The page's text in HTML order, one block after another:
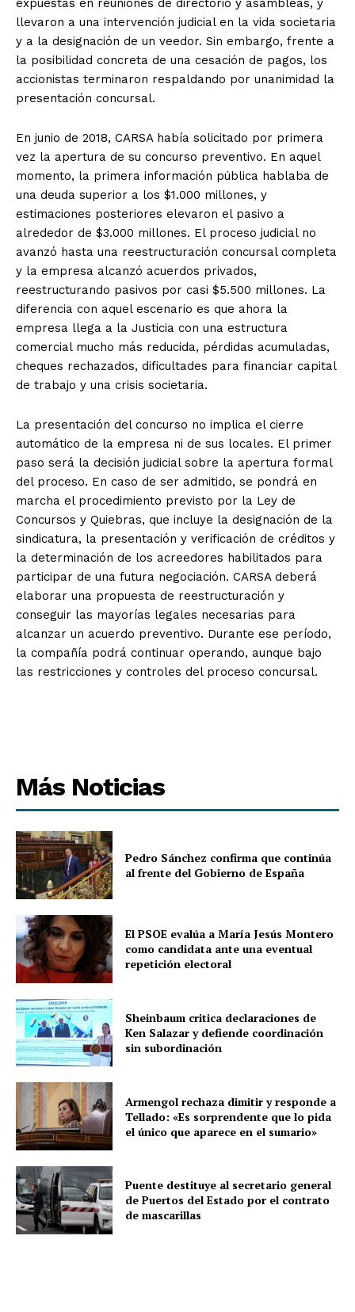
expuestas en reuniones de directorio y asambleas, y
llevaron a una intervención judicial en la vida societaria
y a la designación de un veedor. Sin embargo, frente a
la posibilidad concreta de una cesación de pagos, los
accionistas terminaron respaldando por unanimidad la
presentación concursal.
En junio de 2018, CARSA había solicitado por primera
vez la apertura de su concurso preventivo. En aquel
momento, la primera información pública hablaba de
una deuda superior a los $1.000 millones, y
estimaciones posteriores elevaron el pasivo a
alrededor de $3.000 millones. El proceso judicial no
avanzó hasta una reestructuración concursal completa
y la empresa alcanzó acuerdos privados,
reestructurando pasivos por casi $5.500 millones. La
diferencia con aquel escenario es que ahora la
empresa llega a la Justicia con una estructura
comercial mucho más reducida, pérdidas acumuladas,
cheques rechazados, dificultades para financiar capital
de trabajo y una crisis societaria.
La presentación del concurso no implica el cierre
automático de la empresa ni de sus locales. El primer
paso será la decisión judicial sobre la apertura formal
del proceso. En caso de ser admitido, se pondrá en
marcha el procedimiento previsto por la Ley de
Concursos y Quiebras, que incluye la designación de la
sindicatura, la presentación y verificación de créditos y
la determinación de los acreedores habilitados para
participar de una futura negociación. CARSA deberá
elaborar una propuesta de reestructuración y
conseguir las mayorías legales necesarias para
alcanzar un acuerdo preventivo. Durante ese período,
la compañía podrá continuar operando, aunque bajo
las restricciones y controles del proceso concursal.
Más Noticias
Pedro Sánchez confirma que continúa
al frente del Gobierno de España
El PSOE evalúa a María Jesús Montero
como candidata ante una eventual
repetición electoral
Sheinbaum critica declaraciones de
Ken Salazar y defiende coordinación
sin subordinación
Armengol rechaza dimitir y responde a
Tellado: «Es sorprendente que lo pida
el único que aparece en el sumario»
Puente destituye al secretario general
de Puertos del Estado por el contrato
de mascarillas